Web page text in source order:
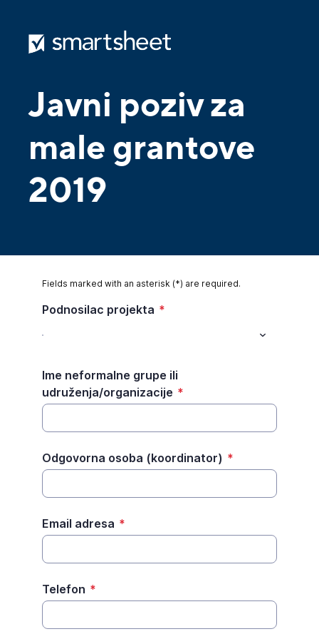
Javni poziv za
male grantove
2019
Fields marked with an asterisk (*) are required.
Podnosilac projekta *
Ime neformalne grupe ili
udruženja/organizacije *
Odgovorna osoba (koordinator) *
Email adresa *
Telefon *